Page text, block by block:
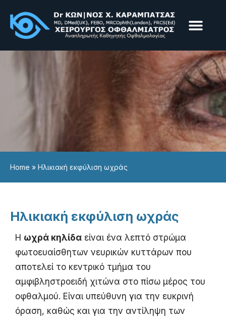
Home » Ηλικιακή εκφύλιση ωχράς
Ηλικιακή εκφύλιση ωχράς
Η ωχρά κηλίδα είναι ένα λεπτό στρώμα
φωτοευαίσθητων νευρικών κυττάρων που
αποτελεί το κεντρικό τμήμα του
αμφιβληστροειδή χιτώνα στο πίσω μέρος του
οφθαλμού. Είναι υπεύθυνη για την ευκρινή
όραση, καθώς και για την αντίληψη των